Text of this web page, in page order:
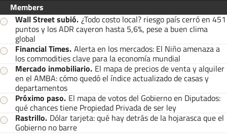
Members
Wall Street subió. ¿Todo costo local? riesgo país cerró en 451
puntos y los ADR cayeron hasta 5,6%, pese a buen clima
global
Financial Times. Alerta en los mercados: El Niño amenaza a
los commodities clave para la economía mundial
Mercado inmobiliario. El mapa de precios de venta y alquiler
en el AMBA: cómo quedó el índice actualizado de casas y
departamentos
Próximo paso. El mapa de votos del Gobierno en Diputados:
qué chances tiene Propiedad Privada de ser ley
Rastrillo. Dólar tarjeta: qué hay detrás de la hojarasca que el
Gobierno no barre